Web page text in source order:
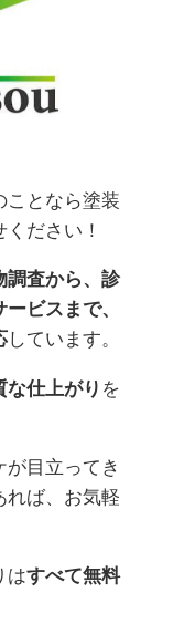
ことなら塗装
ださい！
調査から、診
ビスまで、
しています。
な仕上がり を
が目立ってき
ば、お気軽
はすべて無料